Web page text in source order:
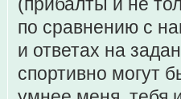
по сравнению с
и ответах на
спортивно могут